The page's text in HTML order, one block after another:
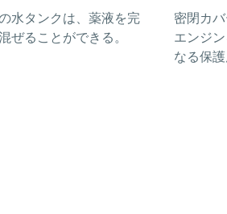
水タンクは、薬液を完
ぜることができる。
密閉カ
エンジ
なる保護